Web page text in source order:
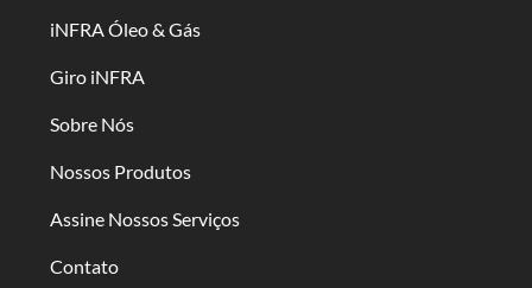
iNFRA Óleo & Gás
Giro iNFRA
Sobre Nós
Nossos Produtos
Assine Nossos Serviços
Contato